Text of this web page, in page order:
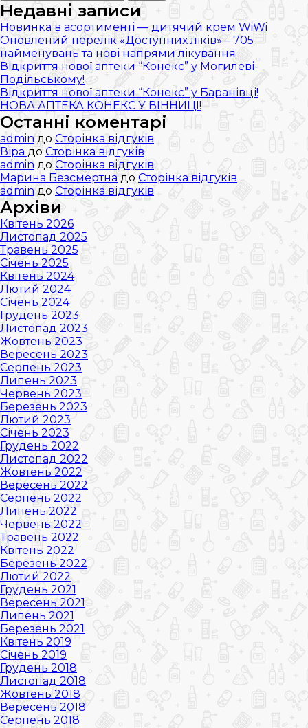
тої
аптеки
мережі
КОНЕКС!
Недавні записи
Новинка в асортименті — дитячий крем WiWi
Оновлений перелік «Доступних ліків» – 705
найменувань та нові напрями лікування
Відкриття нової аптеки “Конекс” у Могилеві-
Подільському!
Відкриття нової аптеки “Конекс” у Баранівці!
НОВА АПТЕКА КОНЕКС У ВІННИЦІ!
Останні коментарі
admin до Сторінка відгуків
Віра до Сторінка відгуків
admin до Сторінка відгуків
Марина Безсмертна до Сторінка відгуків
admin до Сторінка відгуків
Архіви
Квітень 2026
Листопад 2025
Травень 2025
Січень 2025
Квітень 2024
Лютий 2024
Січень 2024
Грудень 2023
Листопад 2023
Жовтень 2023
Вересень 2023
Серпень 2023
Липень 2023
Червень 2023
Березень 2023
Лютий 2023
Січень 2023
Грудень 2022
Листопад 2022
Жовтень 2022
Вересень 2022
Серпень 2022
Липень 2022
Червень 2022
Травень 2022
Квітень 2022
Березень 2022
Лютий 2022
Грудень 2021
Вересень 2021
Липень 2021
Березень 2021
Квітень 2019
Січень 2019
Грудень 2018
Листопад 2018
Жовтень 2018
Вересень 2018
Серпень 2018